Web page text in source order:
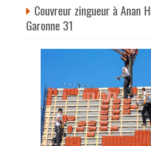
Couvreur zingueur à Anan
Garonne 31